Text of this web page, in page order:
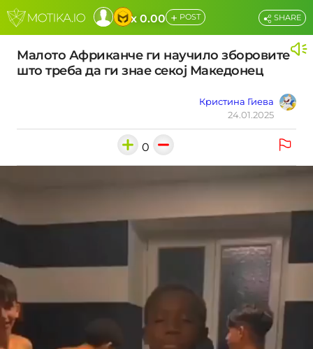
x 0.00 + POST
Малото Африканче ги научило зборовите
што треба да ги знае секој Македонец
Кристина Гиева
24.01.2025
SHARE
0